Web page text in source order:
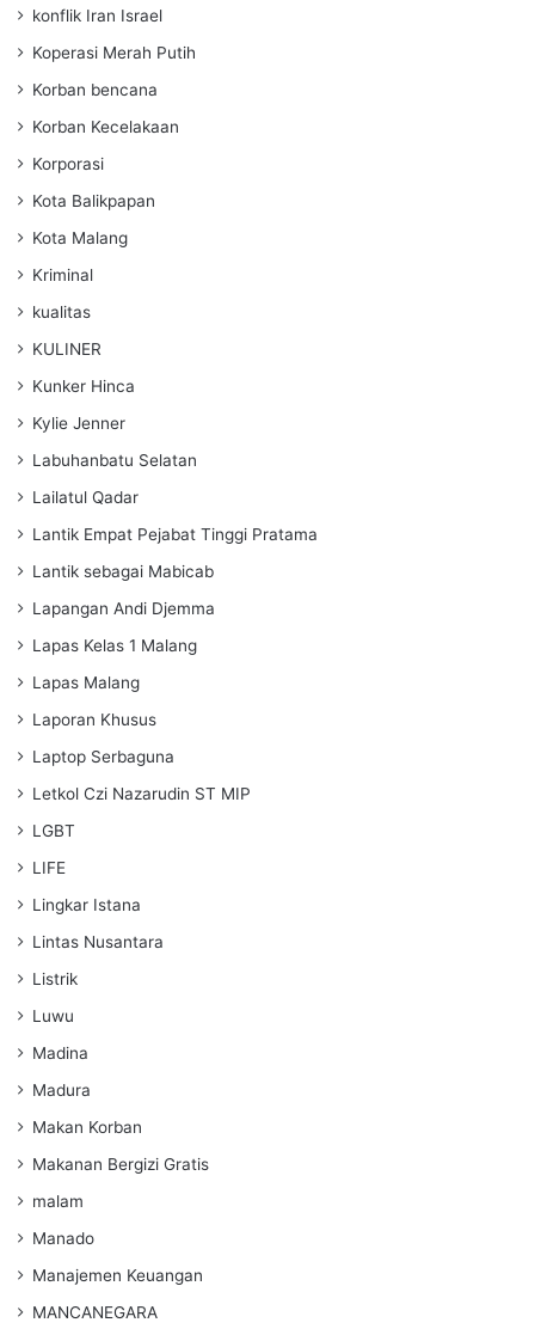
konflik Iran Israel
Koperasi Merah Putih
Korban bencana
Korban Kecelakaan
Korporasi
Kota Balikpapan
Kota Malang
Kriminal
kualitas
KULINER
Kunker Hinca
Kylie Jenner
Labuhanbatu Selatan
Lailatul Qadar
Lantik Empat Pejabat Tinggi Pratama
Lantik sebagai Mabicab
Lapangan Andi Djemma
Lapas Kelas 1 Malang
Lapas Malang
Laporan Khusus
Laptop Serbaguna
Letkol Czi Nazarudin ST MIP
LGBT
LIFE
Lingkar Istana
Lintas Nusantara
Listrik
Luwu
Madina
Madura
Makan Korban
Makanan Bergizi Gratis
malam
Manado
Manajemen Keuangan
MANCANEGARA